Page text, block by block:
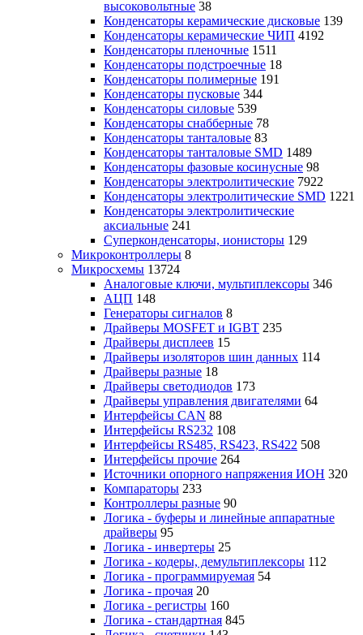
высоковольтные 38
Конденсаторы керамические дисковые 139
Конденсаторы керамические ЧИП 4192
Конденсаторы пленочные 1511
Конденсаторы подстроечные 18
Конденсаторы полимерные 191
Конденсаторы пусковые 344
Конденсаторы силовые 539
Конденсаторы снабберные 78
Конденсаторы танталовые 83
Конденсаторы танталовые SMD 1489
Конденсаторы фазовые косинусные 98
Конденсаторы электролитические 7922
Конденсаторы электролитические SMD 1221
Конденсаторы электролитические
аксиальные 241
Суперконденсаторы, ионисторы 129
Микроконтроллеры 8
Микросхемы 13724
Аналоговые ключи, мультиплексоры 346
АЦП 148
Генераторы сигналов 8
Драйверы MOSFET и IGBT 235
Драйверы дисплеев 15
Драйверы изоляторов шин данных 114
Драйверы разные 18
Драйверы светодиодов 173
Драйверы управления двигателями 64
Интерфейсы CAN 88
Интерфейсы RS232 108
Интерфейсы RS485, RS423, RS422 508
Интерфейсы прочие 264
Источники опорного напряжения ИОН 320
Компараторы 233
Контроллеры разные 90
Логика - буферы и линейные аппаратные
драйверы 95
Логика - инвертеры 25
Логика - кодеры, демультиплексоры 112
Логика - программируемая 54
Логика - прочая 20
Логика - регистры 160
Логика - стандартная 845